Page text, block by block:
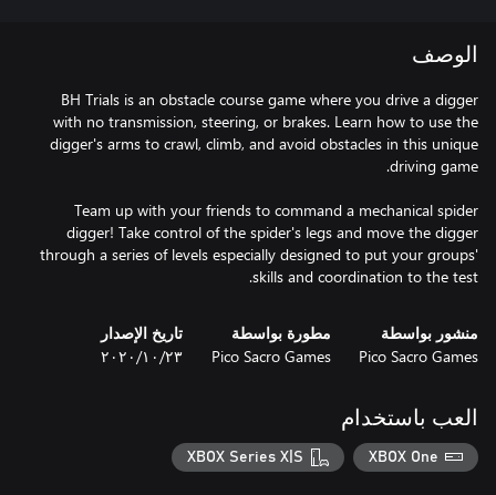
الوصف
BH Trials is an obstacle course game where you drive a digger
with no transmission, steering, or brakes. Learn how to use the
digger's arms to crawl, climb, and avoid obstacles in this unique
Team up with your friends to command a mechanical spider
digger! Take control of the spider's legs and move the digger
through a series of levels especially designed to put your groups'
skills and coordination to the test.
منشور بواسطة
Pico Sacro Games
مطورة بواسطة
Pico Sacro Games
تاريخ الإصدار
٢٣‏/١٠‏/٢٠٢٠
العب باستخدام
XBOX One
XBOX Series X|S